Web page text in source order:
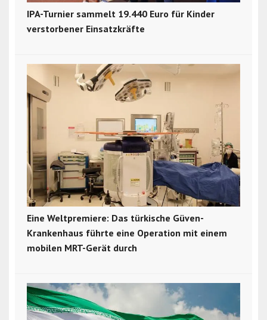
IPA-Turnier sammelt 19.440 Euro für Kinder
verstorbener Einsatzkräfte
Eine Weltpremiere: Das türkische Güven-
Krankenhaus führte eine Operation mit einem
mobilen MRT-Gerät durch